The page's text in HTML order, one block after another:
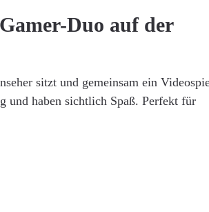
Duo auf der
sitzt und gemeinsam ein
und haben sichtlich Spaß. Perfekt für